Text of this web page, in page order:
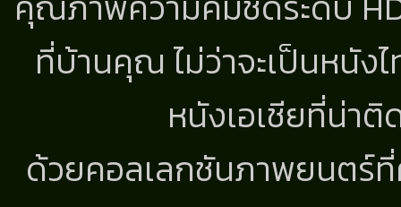
ที่บ้านคุณ ไม่ว่าจะเป็นหนั
หนังเอเชียที่น่า
ด้วยคอลเลกชันภาพยนตร์